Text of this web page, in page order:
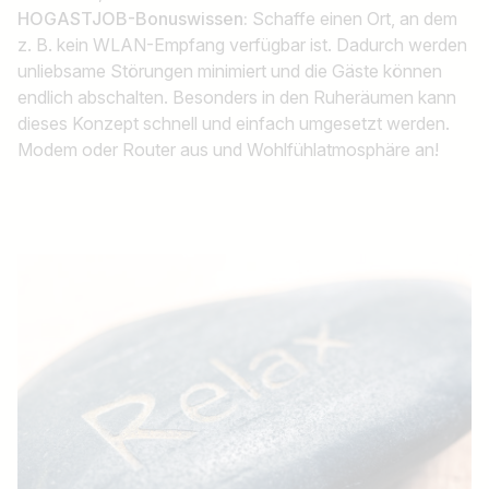
HOGASTJOB-Bonuswissen: Schaffe einen Ort, an dem
z. B. kein WLAN-Empfang verfügbar ist. Dadurch werden
unliebsame Störungen minimiert und die Gäste können
endlich abschalten. Besonders in den Ruheräumen kann
dieses Konzept schnell und einfach umgesetzt werden.
Modem oder Router aus und Wohlfühlatmosphäre an!